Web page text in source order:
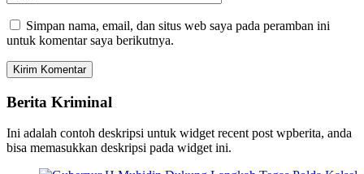
Simpan nama, email, dan situs web saya pada peramban ini
untuk komentar saya berikutnya.
Berita Kriminal
Ini adalah contoh deskripsi untuk widget recent post wpberita, anda
bisa memasukkan deskripsi pada widget ini.